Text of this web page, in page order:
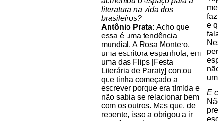
literatura na vida dos
brasileiros?
Antônio Prata: Acho que
essa é uma tendência
mundial. A Rosa Montero,
uma escritora espanhola, em
uma das Flips [Festa
Literária de Paraty] contou
que tinha começado a
escrever porque era tímida e
não sabia se relacionar bem
com os outros. Mas que, de
repente, isso a obrigou a ir
e
E